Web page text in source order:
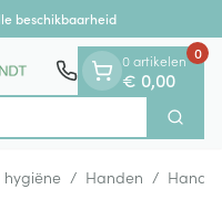
beschikbaarheid
Zoek
0 artikelen
€ 0,00
0
hygiëne / Handen /